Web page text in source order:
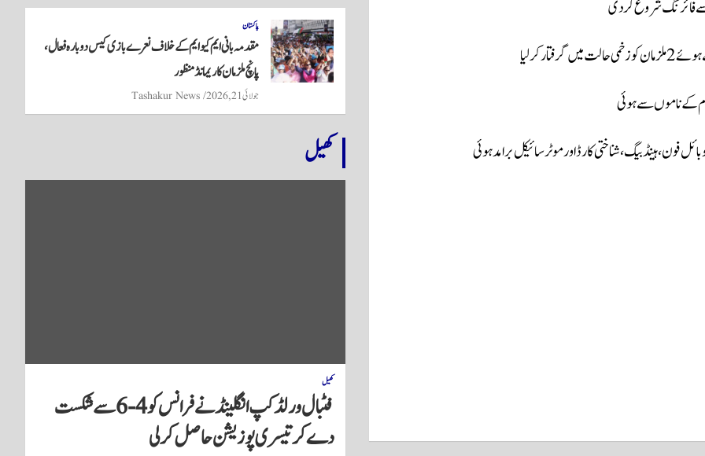
فائرنگ شروع کردی
کر لیا
م کے ناموں سے ہوئی
پاکستان
مقدمہ بانی ایم کیو ایم کے خلاف نعرے بازی کیس دوبارہ فعال،
پانچ ملزمان کا ریمانڈ منظور
جولائی 21, 2026 Tashakur News
کھیل
کھیل
فٹبال ورلڈکپ انگلینڈ نے فرانس کو 4-6 سے شکست
دے کر تیسری پوزیشن حاصل کر لی